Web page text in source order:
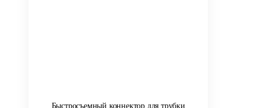
Быстросъемный коннектор для трубки